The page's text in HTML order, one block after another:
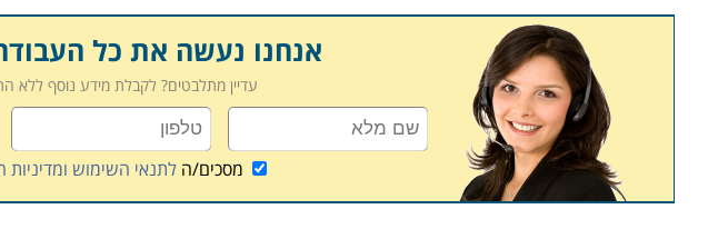
למי מתאימים הלימודים
הלימודים הינם מותאמים לכל מי שעולם הביטחון והאבטחה מרתק אותו ומעוניין
ולהשתלב במערכות אבטחה וביטחון.
מה לומדים
הפעלת מערכת הביטחונית בארגון, ניהול ציוד ומחסן נשק, לימודי חבלה וטרור בארץ
מערכות מיגון ואבטחה שונות, כלים ליצירת שיתופי פעולה עם גורמי הביטחון וההצלה.
אנחנו נעשה את כל
עדיין מתלבטים? לקבלת מידע נוסף ללא
מסכים/הלתנאי השימוש ומדיניות